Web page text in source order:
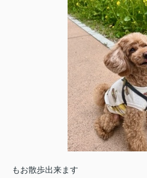
愛犬
もお散歩出来ます